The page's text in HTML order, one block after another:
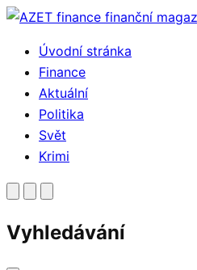
Přejít
obsahuÚvodní stránka
Finance
Aktuální
Politika
Svět
Krimi
Vyhledávání